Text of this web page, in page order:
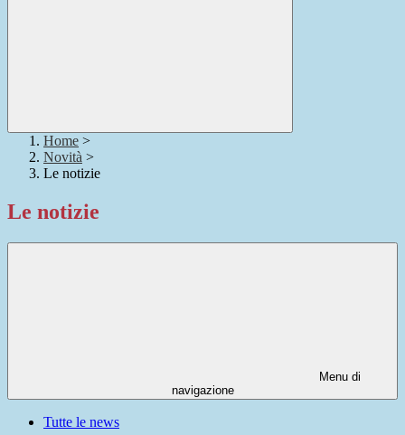
Home >
Novità >
Le notizie
Le notizie
Menu di
navigazione
Tutte le news